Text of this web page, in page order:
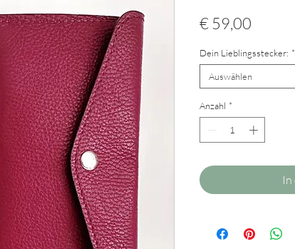
€ 59,00
Dein Lieblingsstecker: *
Auswählen
Anzahl *